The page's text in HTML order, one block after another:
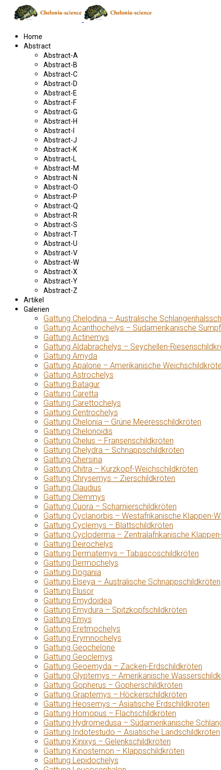
Home
Abstract
Abstract-A
Abstract-B
Abstract-C
Abstract-D
Abstract-E
Abstract-F
Abstract-G
Abstract-H
Abstract-I
Abstract-J
Abstract-K
Abstract-L
Abstract-M
Abstract-N
Abstract-O
Abstract-P
Abstract-Q
Abstract-R
Abstract-S
Abstract-T
Abstract-U
Abstract-V
Abstract-W
Abstract-X
Abstract-Y
Abstract-Z
Artikel
Galerien
Gattung Chelodina – Australische
Gattung Acanthochelys – Südamerikanische
Gattung Actinemys
Gattung Aldabrachelys – Seychellen-
Gattung Amyda
Gattung Apalone – Amerikanische
Gattung Astrochelys
Gattung Batagur
Gattung Caretta
Gattung Carettochelys
Gattung Centrochelys
Gattung Chelonia – Grüne Meeresschildkröten
Gattung Chelonoidis
Gattung Chelus – Fransenschildkröten
Gattung Chelydra – Schnappschildkröten
Gattung Chersina
Gattung Chitra – Kurzkopf-Weichschildkröten
Gattung Chrysemys – Zierschildkröten
Gattung Claudius
Gattung Clemmys
Gattung Cuora – Scharnierschildkröten
Gattung Cyclanorbis – Westafrikanische Klappen-
Gattung Cyclemys – Blattschildkröten
Gattung Cycloderma – Zentralafrikanische
Gattung Deirochelys
Gattung Dermatemys – Tabascoschildkröten
Gattung Dermochelys
Gattung Dogania
Gattung Elseya – Australische Schnappschildkröten
Gattung Elusor
Gattung Emydoidea
Gattung Emydura – Spitzkopfschildkröten
Gattung Emys
Gattung Eretmochelys
Gattung Erymnochelys
Gattung Geochelone
Gattung Geoclemys
Gattung Geoemyda – Zacken-Erdschildkröten
Gattung Glyptemys – Amerikanische
Gattung Gopherus – Gopherschildkröten
Gattung Graptemys – Höckerschildkröten
Gattung Heosemys – Asiatische Erdschildkröten
Gattung Homopus – Flachschildkröten
Gattung Hydromedusa – Südamerikanische
Gattung Indotestudo – Asiatische Landschildkröten
Gattung Kinixys – Gelenkschildkröten
Gattung Kinosternon – Klappschildkröten
Gattung Lepidochelys